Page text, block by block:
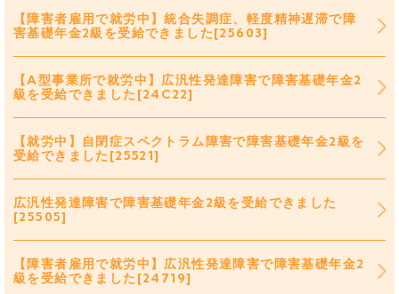
【障害者雇用で就労中】統合失調症、軽度精神遅滞で障
害基礎年金2級を受給できました[25603]
【A型事業所で就労中】広汎性発達障害で障害基礎年金2
級を受給できました[24C22]
【就労中】自閉症スペクトラム障害で障害基礎年金2級を
受給できました[25521]
広汎性発達障害で障害基礎年金2級を受給できました
[25505]
【障害者雇用で就労中】広汎性発達障害で障害基礎年金2
級を受給できました[24719]